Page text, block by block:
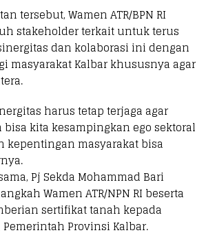
tersebut, Wamen ATR/BPN RI
stakeholder terkait untuk terus
dan kolaborasi ini dengan
masyarakat Kalbar khususnya agar
harus tetap terjaga agar
kita kesampingkan ego sektoral
kepentingan masyarakat bisa
Pj Sekda Mohammad Bari
Wamen ATR/NPN RI beserta
sertifikat tanah kepada
Provinsi Kalbar.